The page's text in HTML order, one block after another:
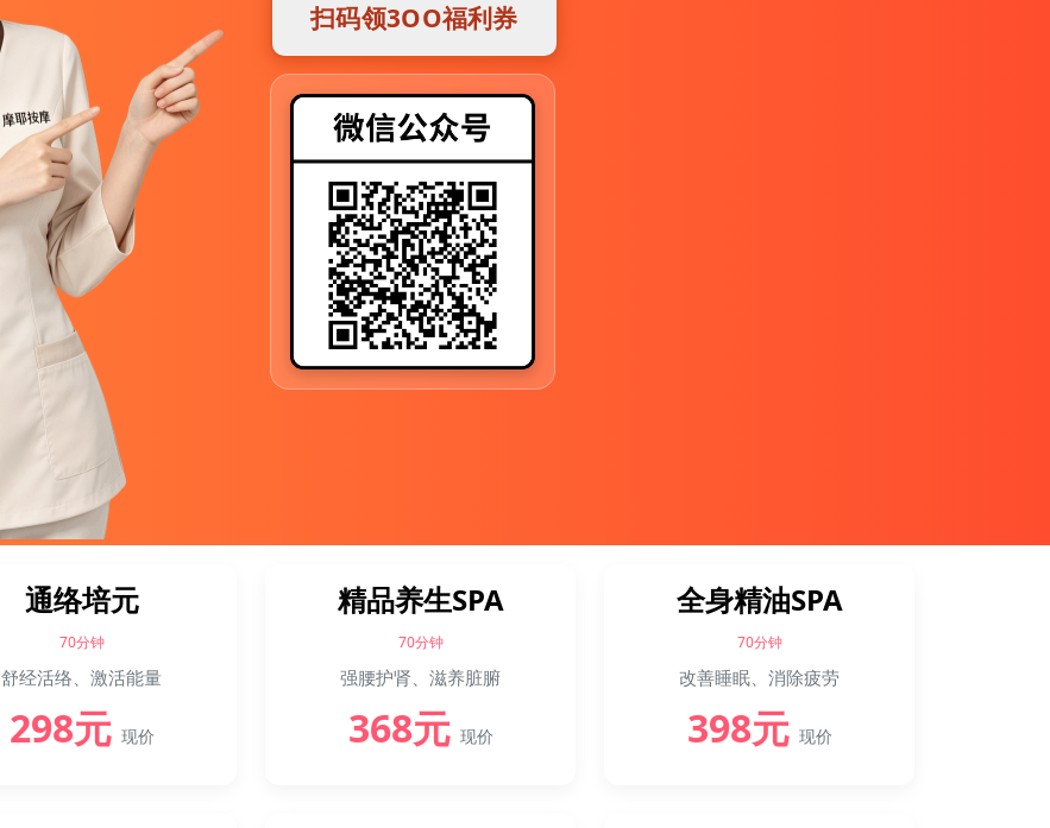
扫码领3OO福利券
通络培元
70分钟
舒经活络、激活能量
298元 现价
精品养生SPA
70分钟
强腰护肾、滋养脏腑
368元 现价
全身精油SPA
70分钟
改善睡眠、消除疲劳
398元 现价